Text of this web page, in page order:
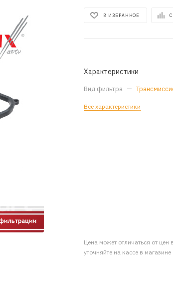
В ИЗБРАННОЕ
Характеристики
Вид фильтра —
Все характеристики
Цена может отличаться от
уточняйте на кассе в магазине